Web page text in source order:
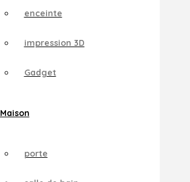
enceinte
impression 3D
Gadget
Maison
porte